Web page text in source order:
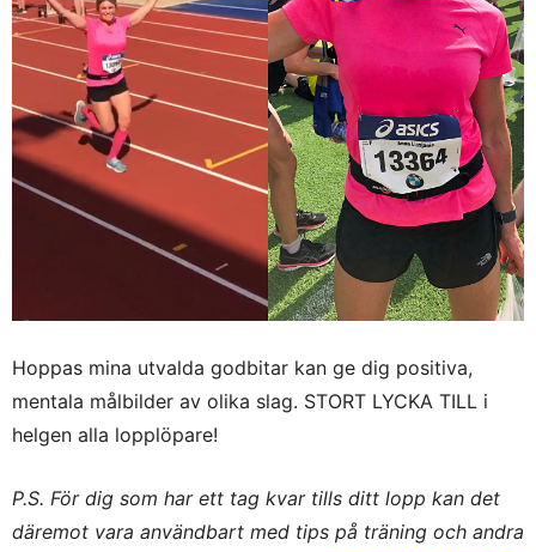
Hoppas mina utvalda godbitar kan ge dig positiva,
mentala målbilder av olika slag. STORT LYCKA TILL i
helgen alla lopplöpare!
P.S. För dig som har ett tag kvar tills ditt lopp kan det
däremot vara användbart med tips på träning och andra